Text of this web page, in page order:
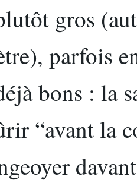
gros
parfois
bons : la
“avant la